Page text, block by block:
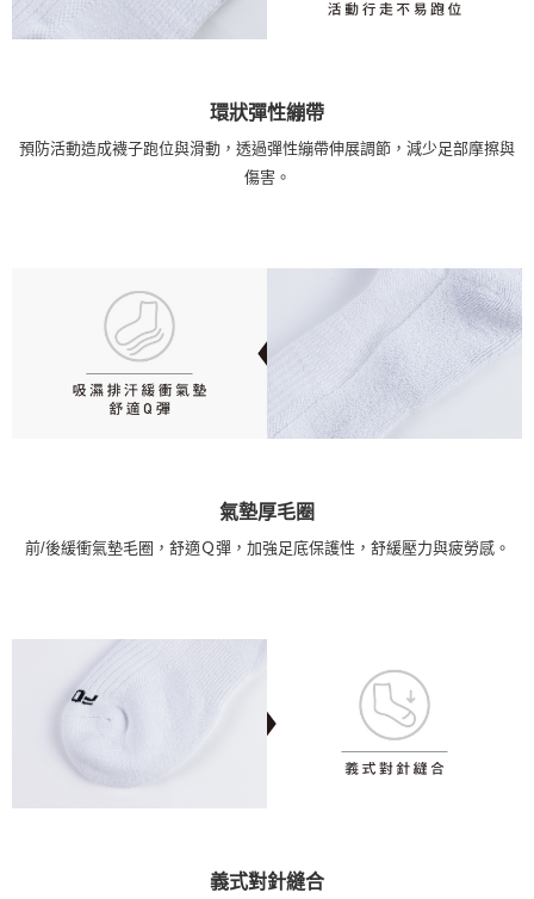
環狀彈性繃帶
預防活動造成襪子跑位與滑動，透過彈性繃帶伸展調節，減少足部摩擦與
傷害。
氣墊厚毛圈
前/後緩衝氣墊毛圈，舒適Ｑ彈，加強足底保護性，舒緩壓力與疲勞感。
義式對針縫合